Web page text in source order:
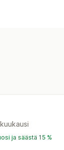
ja säästä 15 %